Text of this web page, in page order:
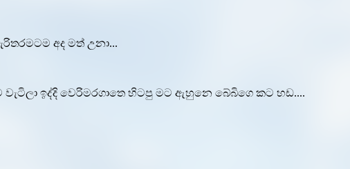
අද මත් උනා...
ඉද්දි වෙරිමරගාතෙ හිටපු මට ඇහුනෙ බේබිගෙ කට හඩ....